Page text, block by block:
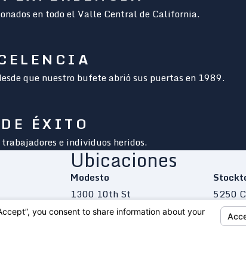
en todo el Valle Central de California.
que nuestro bufete abrió sus puertas en 1989.
ÉXITO
e individuos heridos.
Ubicaciones
Modesto
1300 10th St
Suite C
5250
Mapa